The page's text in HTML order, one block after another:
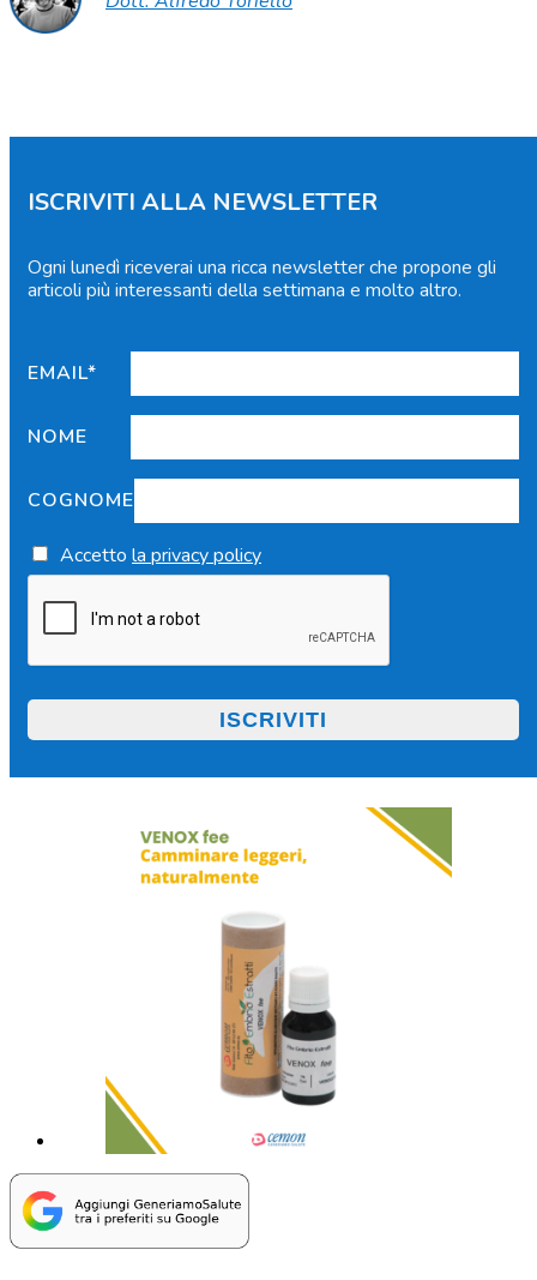
ISCRIVITI ALLA NEWSLETTER
Ogni lunedì riceverai una ricca newsletter che propone gli
articoli più interessanti della settimana e molto altro.
EMAIL*
NOME
COGNOME
Accetto la privacy policy